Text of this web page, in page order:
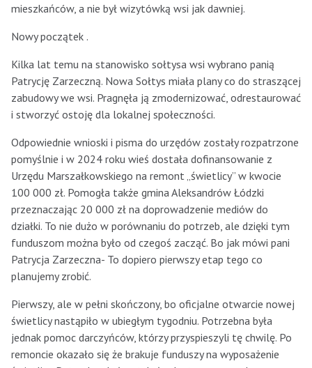
mieszkańców, a nie był wizytówką wsi jak dawniej.
Nowy początek .
Kilka lat temu na stanowisko sołtysa wsi wybrano panią
Patrycję Zarzeczną. Nowa Sołtys miała plany co do straszącej
zabudowy we wsi. Pragnęła ją zmodernizować, odrestaurować
i stworzyć ostoję dla lokalnej społeczności.
Odpowiednie wnioski i pisma do urzędów zostały rozpatrzone
pomyślnie i w 2024 roku wieś dostała dofinansowanie z
Urzędu Marszałkowskiego na remont „świetlicy” w kwocie
100 000 zł. Pomogła także gmina Aleksandrów Łódzki
przeznaczając 20 000 zł na doprowadzenie mediów do
działki. To nie dużo w porównaniu do potrzeb, ale dzięki tym
funduszom można było od czegoś zacząć. Bo jak mówi pani
Patrycja Zarzeczna- To dopiero pierwszy etap tego co
planujemy zrobić.
Pierwszy, ale w pełni skończony, bo oficjalne otwarcie nowej
świetlicy nastąpiło w ubiegłym tygodniu. Potrzebna była
jednak pomoc darczyńców, którzy przyspieszyli tę chwilę. Po
remoncie okazało się że brakuje funduszy na wyposażenie